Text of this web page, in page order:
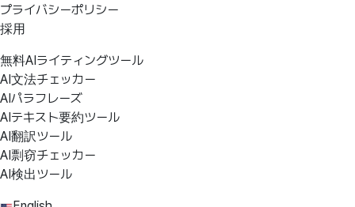
プライバシーポリシー
採用
無料AIライティングツール
AI文法チェッカー
AIパラフレーズ
AIテキスト要約ツール
AI翻訳ツール
AI剽窃チェッカー
AI検出ツール